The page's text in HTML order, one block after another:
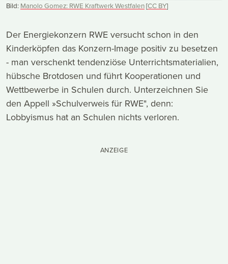
Bild: Manolo Gomez: RWE Kraftwerk Westfalen[CC BY]
Der Energiekonzern RWE versucht schon in den
Kinderköpfen das Konzern-Image positiv zu besetzen
- man verschenkt tendenziöse Unterrichtsmaterialien,
hübsche Brotdosen und führt Kooperationen und
Wettbewerbe in Schulen durch. Unterzeichnen Sie
den Appell »Schulverweis für RWE", denn:
Lobbyismus hat an Schulen nichts verloren.
ANZEIGE